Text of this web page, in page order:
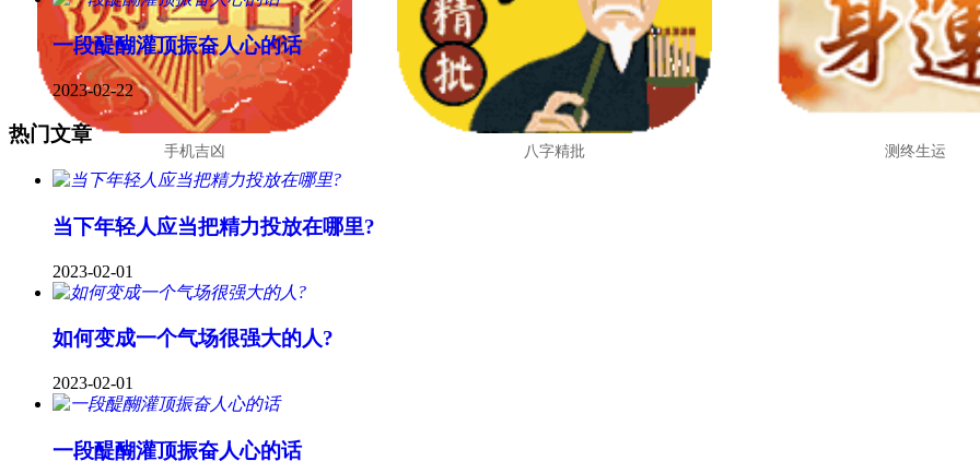
手机吉凶 八字精批 测终生运
一段醍醐灌顶振奋人心的话
2023-02-22
热门文章
当下年轻人应当把精力投放在哪里?
2023-02-01
如何变成一个气场很强大的人?
2023-02-01
一段醍醐灌顶振奋人心的话